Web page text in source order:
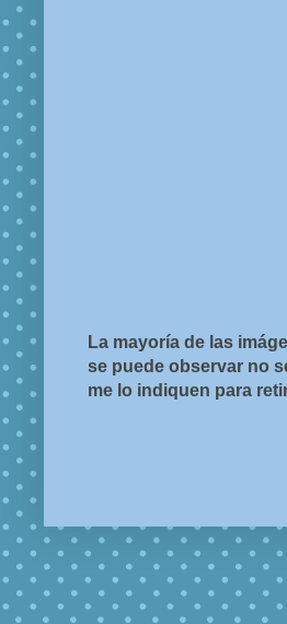
La mayoría de las
se puede observar no
me lo indiquen para